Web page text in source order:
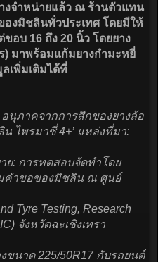
งจำหน่ายแล้ว ณ ร้านตัวแทน
องมิชลินทั่วประเทศ โดยมีให้
อบ 16 ถึง 20 นิ้ว โดยยาง
) มาพร้อมแก้มยางกำมะหยี่
เพิ่มเติมได้ที่
นุภาคจากการสึกของยางล้อ
น ไพรมาซี่ 4+’ แหล่งที่มา:
ย: การทดสอบจัดทำโดย
มคำขอของมิชลิน ณ ศูนย์
Tyre Testing, Research
จังหวัดฉะเชิงเทรา
ขนาด 225/50R17 กับรถยนต์